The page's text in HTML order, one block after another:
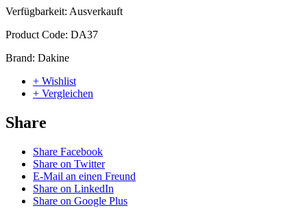
Verfügbarkeit: Ausverkauft
Product Code: DA37
Brand: Dakine
+ Wishlist
+ Vergleichen
Share
Share Facebook
Share on Twitter
E-Mail an einen Freund
Share on LinkedIn
Share on Google Plus